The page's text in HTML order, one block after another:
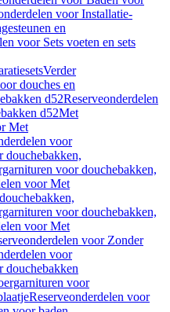
voor Installatie-
en
voor Sets voeten en sets
Verder
douches en
d52Reserveonderdelen
d52Met
Met
voor
douchebakken,
voor douchebakken,
voor Met
voor douchebakken,
voor Met
voor Zonder
voor
douchebakken
voor
Reserveonderdelen voor